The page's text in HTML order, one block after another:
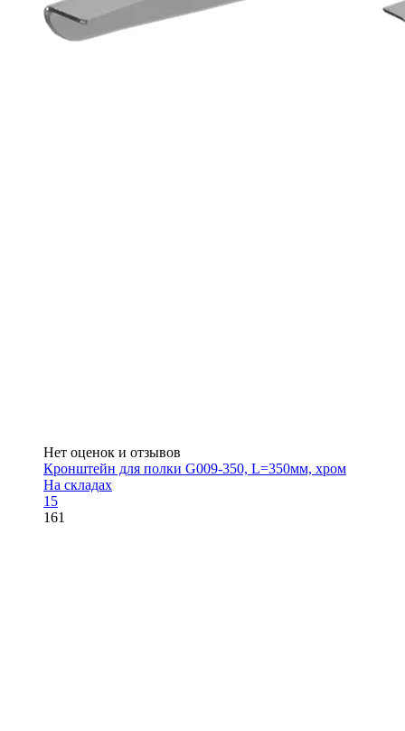
Нет оценок и отзывов
Кронштейн для полки G009-350, L=350мм, хром
На складах
15
161